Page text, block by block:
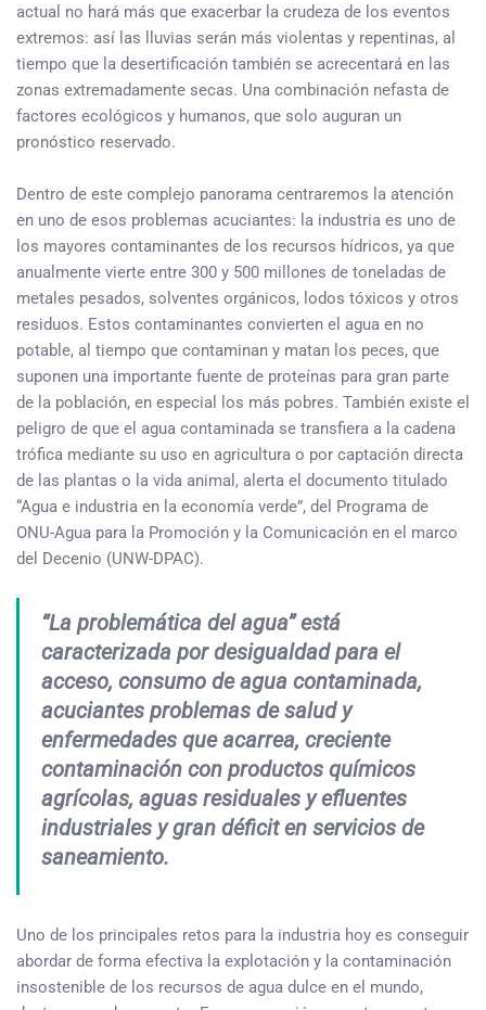
actual no hará más que exacerbar la crudeza de los eventos
extremos: así las lluvias serán más violentas y repentinas, al
tiempo que la desertificación también se acrecentará en las
zonas extremadamente secas. Una combinación nefasta de
factores ecológicos y humanos, que solo auguran un
pronóstico reservado.
Dentro de este complejo panorama centraremos la atención
en uno de esos problemas acuciantes: la industria es uno de
los mayores contaminantes de los recursos hídricos, ya que
anualmente vierte entre 300 y 500 millones de toneladas de
metales pesados, solventes orgánicos, lodos tóxicos y otros
residuos. Estos contaminantes convierten el agua en no
potable, al tiempo que contaminan y matan los peces, que
suponen una importante fuente de proteínas para gran parte
de la población, en especial los más pobres. También existe el
peligro de que el agua contaminada se transfiera a la cadena
trófica mediante su uso en agricultura o por captación directa
de las plantas o la vida animal, alerta el documento titulado
“Agua e industria en la economía verde”, del Programa de
ONU-Agua para la Promoción y la Comunicación en el marco
del Decenio (UNW-DPAC).
“La problemática del agua” está
caracterizada por desigualdad para el
acceso, consumo de agua contaminada,
acuciantes problemas de salud y
enfermedades que acarrea, creciente
contaminación con productos químicos
agrícolas, aguas residuales y efluentes
industriales y gran déficit en servicios de
saneamiento.
Uno de los principales retos para la industria hoy es conseguir
abordar de forma efectiva la explotación y la contaminación
insostenible de los recursos de agua dulce en el mundo,